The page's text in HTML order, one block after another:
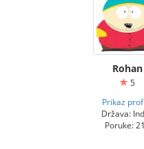
Rohan
5
Prikaz
Država:
Poruke: